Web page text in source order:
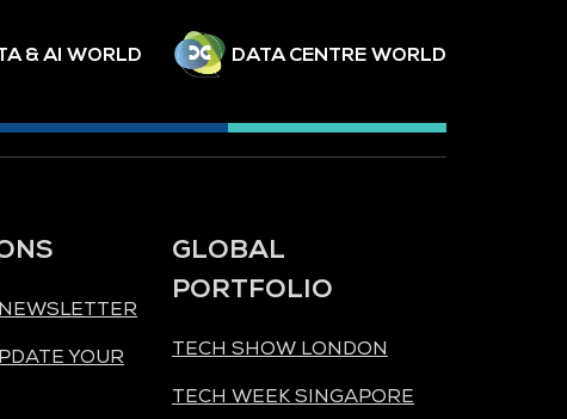
& AI WORLD DATA CENTRE WORLD
YOUR
GLOBAL
PORTFOLIO
TECH SHOW LONDON
TECH WEEK SINGAPORE